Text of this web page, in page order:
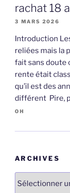
rachat 18
3 MARS 2026
Introduction
reliées mais la
fait sans doute
rente était
qu’il est des
différent Pire,
OH
ARCHIVES